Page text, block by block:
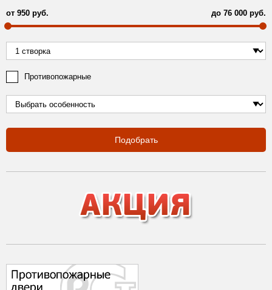
от 950 руб. до 76 000 руб.
Противопожарные
Подобрать